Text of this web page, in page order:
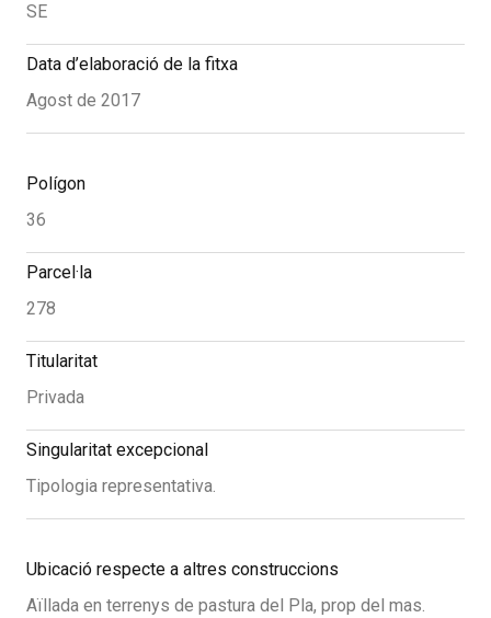
SE
Data d’elaboració de la fitxa
Agost de 2017
Polígon
36
Parcel·la
278
Titularitat
Privada
Singularitat excepcional
Tipologia representativa.
Ubicació respecte a altres construccions
Aïllada en terrenys de pastura del Pla, prop del mas.